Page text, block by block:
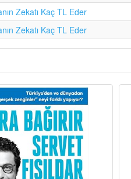
Zekatı Kaç TL Eder
Zekatı Kaç TL Eder